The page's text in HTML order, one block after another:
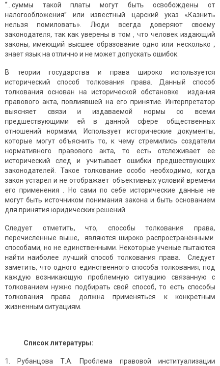
“...суммы такой платы могут быть освобождены от
налогообложения” или известный царский указ «Казнить
нельзя помиловать». Люди всегда доверяют своему
законодателя, так как уверены в том , что человек издающий
законы, имеющий высшее образование одно или несколько ,
знает язык на отлично и не может допускать ошибок.
В теории государства и права широко используется
исторический способ толкования права. Данный способ
толкования основан на исторической обстановке издания
правового акта, повлиявшей на его принятие. Интерпретатор
выясняет связи и издаваемой нормы со всеми
предшествующими ей в данной сфере общественных
отношений нормами, Использует исторические документы,
которые могут объяснить то, к чему стремились создатели
нормативного правового акта, то есть отслеживает ее
исторический след и учитывает ошибки предшествующих
законодателей. Такое толкование особо необходимо, когда
закон устарел и не отображает объективных условий времени
его применения . Но сами по себе исторические данные не
могут быть источником понимания закона и быть основанием
для принятия юридических решений.
Следует отметить, что, способы толкования права,
перечисленные выше, являются широко распространёнными
способами, но не единственными. Некоторые ученые пытаются
найти наиболее лучший способ толкования права. Следует
заметить, что одного единственного способа толкования, под
каждую возникающую проблемную ситуацию связанную с
толкованием нужно подбирать свой способ, то есть способы
толкования права должна применяться к конкретным
жизненным ситуациям.
Список литературы:
Рубанцова Т.А. Проблема правовой институализации